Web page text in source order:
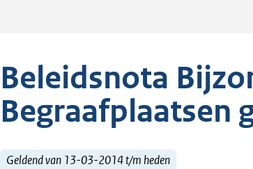
Beleidsnota
Begraafplaatsen
Geldend van 13-03-2014 t/m heden